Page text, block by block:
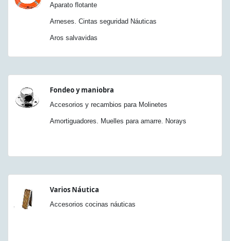
Aparato flotante
Arneses. Cintas seguridad Náuticas
Aros salvavidas
Fondeo y maniobra
Accesorios y recambios para Molinetes
Amortiguadores. Muelles para amarre. Norays
Varios Náutica
Accesorios cocinas náuticas